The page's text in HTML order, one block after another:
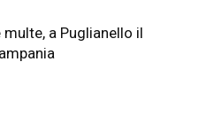
a Puglianello il